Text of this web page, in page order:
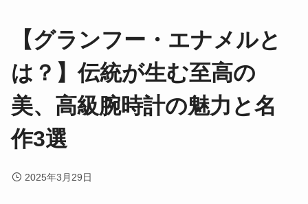
【グランフー・エナメルと
は？】伝統が生む至高の
美、高級腕時計の魅力と名
作3選
2025年3月29日